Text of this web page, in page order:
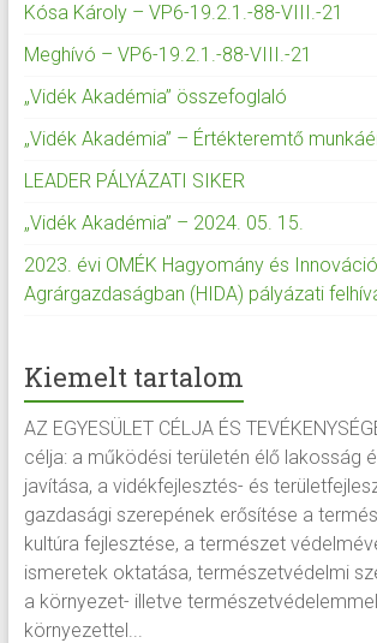
Kósa Károly – VP6-19.2.1.-88-VIII.-21
Meghívó – VP6-19.2.1.-88-VIII.-21
„Vidék Akadémia” összefoglaló
„Vidék Akadémia” – Értékteremtő
LEADER PÁLYÁZATI SIKER
„Vidék Akadémia” – 2024. 05. 15.
2023. évi OMÉK Hagyomány és
Agrárgazdaságban (HIDA) pályázati
Kiemelt tartalom
AZ EGYESÜLET CÉLJA ÉS
célja: a működési területén élő lakosság
javítása, a vidékfejlesztés- és
gazdasági szerepének erősítése a
kultúra fejlesztése, a természet
ismeretek oktatása, természetvédelmi
a környezet- illetve
környezettel...